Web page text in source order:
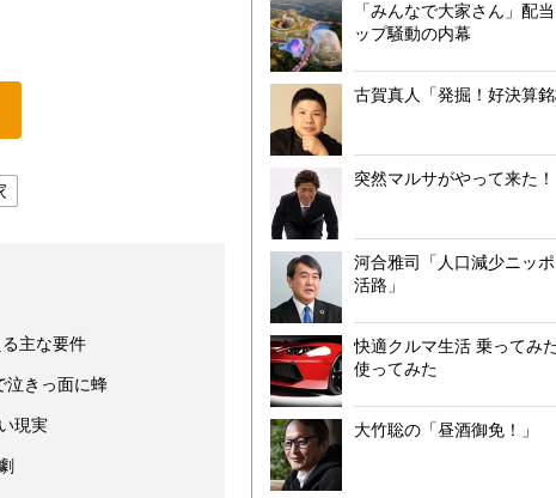
主な要件
泣きっ面に蜂
現実
「みんなで大家さん」配
ップ騒動の内幕
古賀真人「発掘！好決算銘
突然マルサがやって来た！
河合雅司「人口減少ニッ
活路」
快適クルマ生活 乗ってみた
使ってみた
大竹聡の「昼酒御免！」